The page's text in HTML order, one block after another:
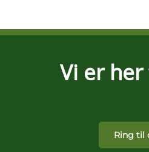
Vi er
Ring til